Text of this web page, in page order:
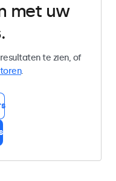
met uw
te zien, of
.